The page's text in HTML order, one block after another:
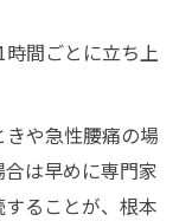
間ごとに立ち上
や急性腰痛の場
は早めに専門家
ることが、根本